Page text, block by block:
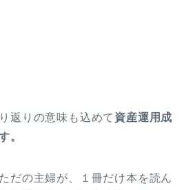
返りの意味も込めて 資産運用成
。
だの主婦が、１冊だけ本を読ん